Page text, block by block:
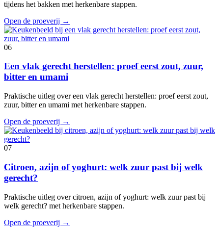
tijdens het bakken met herkenbare stappen.
Open de proeverij →
06
Een vlak gerecht herstellen: proef eerst zout, zuur,
bitter en umami
Praktische uitleg over een vlak gerecht herstellen: proef eerst zout,
zuur, bitter en umami met herkenbare stappen.
Open de proeverij →
07
Citroen, azijn of yoghurt: welk zuur past bij welk
gerecht?
Praktische uitleg over citroen, azijn of yoghurt: welk zuur past bij
welk gerecht? met herkenbare stappen.
Open de proeverij →